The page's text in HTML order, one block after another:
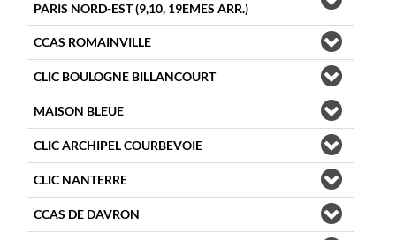
PARIS NORD-EST (9,10, 19EMES ARR.)
CCAS ROMAINVILLE
CLIC BOULOGNE BILLANCOURT
MAISON BLEUE
CLIC ARCHIPEL COURBEVOIE
CLIC NANTERRE
CCAS DE DAVRON